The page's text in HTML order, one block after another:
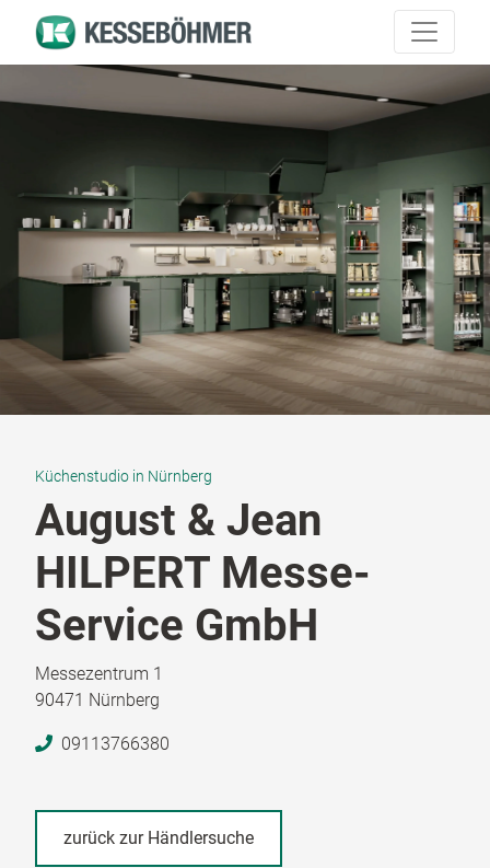
Küchenstudio in Nürnberg
August & Jean
HILPERT Messe-
Service GmbH
Messezentrum 1
90471 Nürnberg
09113766380
zurück zur Händlersuche